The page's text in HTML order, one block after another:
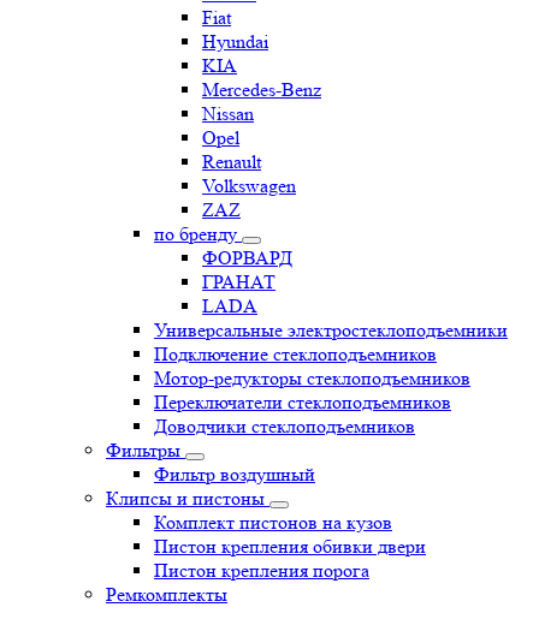
Fiat
Hyundai
KIA
Mercedes-Benz
Nissan
Opel
Renault
Volkswagen
ZAZ
по бренду
ФОРВАРД
ГРАНАТ
LADA
Универсальные электростеклоподъемники
Подключение стеклоподъемников
Мотор-редукторы стеклоподъемников
Переключатели стеклоподъемников
Доводчики стеклоподъемников
Фильтры
Фильтр воздушный
Клипсы и пистоны
Комплект пистонов на кузов
Пистон крепления обивки двери
Пистон крепления порога
Ремкомплекты